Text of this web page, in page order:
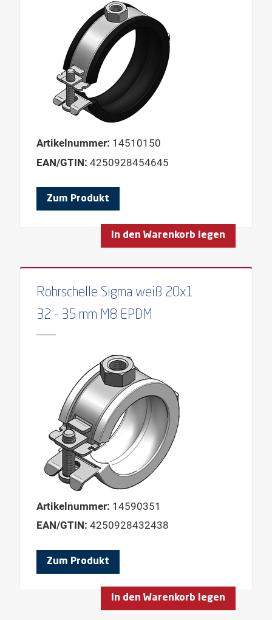
Artikelnummer: 14510150
EAN/GTIN: 4250928454645
Zum Produkt
In den Warenkorb legen
Rohrschelle Sigma weiß 20x1
32 - 35 mm M8 EPDM
Artikelnummer: 14590351
EAN/GTIN: 4250928432438
Zum Produkt
In den Warenkorb legen